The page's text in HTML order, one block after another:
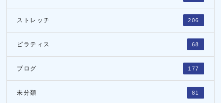
ストレッチ 206
ピラティス 68
ブログ 177
未分類 81